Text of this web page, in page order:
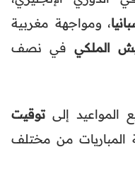
، ومواجهة مغربية
الملكي في نصف
المواعيد إلىتوقيت
المباريات من مختلف